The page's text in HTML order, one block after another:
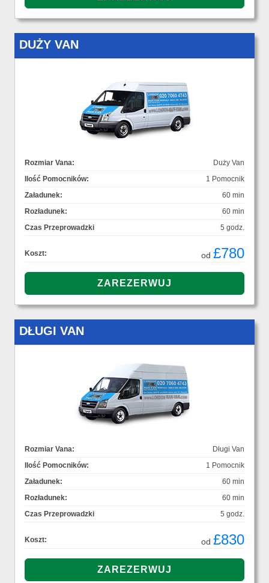
DUŻY VAN
Rozmiar Vana:
Duży Van
Ilość Pomocników:
1 Pomocnik
Załadunek:
60 min
Rozładunek:
60 min
Czas Przeprowadzki
5 godz.
Koszt: od £780
DŁUGI VAN
Rozmiar Vana:
Długi Van
Ilość Pomocników:
1 Pomocnik
Załadunek:
60 min
Rozładunek:
60 min
Czas Przeprowadzki
5 godz.
Koszt: od £830